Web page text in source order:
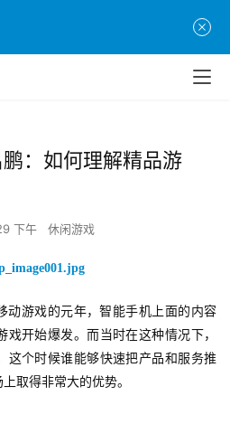
：如何理解精品游
下午 休闲游戏
动游戏的元年，智能手机上面的内容
戏开始爆发。而当时在这种情况下，
这个时候谁能够快速把产品和服务推
取得非常大的优势。